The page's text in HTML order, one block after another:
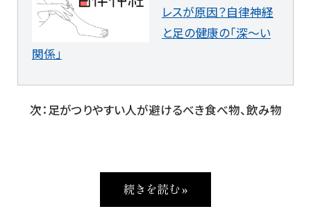
レスが原因？自律神経
と足の健康の「深～い
関係」
次：足がつりやすい人が避けるべき食べ物、飲み物
続きを読む »